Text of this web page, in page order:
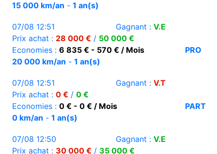
15 000 km/an - 1 an(s)
07/08 12:51 Gagnant : V.E
Prix achat : 28 000 € / 50 000 €
Economies : 6 835 € - 570 € / Mois
PRO
20 000 km/an - 1 an(s)
07/08 12:51 Gagnant : V.T
Prix achat : 0 € / 0 €
Economies : 0 € - 0 € / Mois
PART
0 km/an - 1 an(s)
07/08 12:50 Gagnant : V.E
Prix achat : 30 000 € / 35 000 €